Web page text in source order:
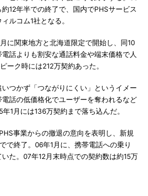
12年半での終了で、国内でPHSサービス
ルコム1社となる。
に関東地方と北海道限定で開始し、同10
話よりも割安な通話料金や端末価格で人
ーク時には212万契約あった。
つかず「つながりにくい」というイメー
話の低価格化でユーザーを奪われるなど
1月には136万契約まで落ち込んだ。
事業からの撤退の意向を表明し、新規
で終了。06年1月に、携帯電話への乗り
た。07年12月末時点での契約数は約15万